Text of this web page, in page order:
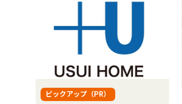
ピックアップ（PR）